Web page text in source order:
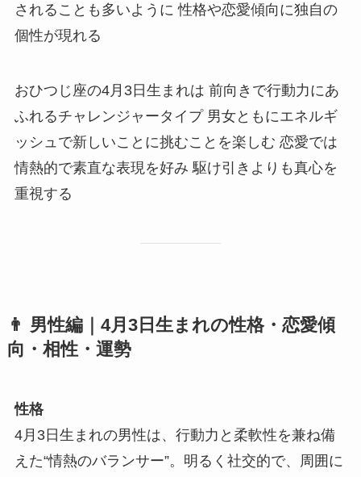
されることも多いように 性格や恋愛傾向に独自の
個性が現れる
おひつじ座の4月3日生まれは 前向きで行動力にあ
ふれるチャレンジャータイプ 男女ともにエネルギ
ッシュで新しいことに挑むことを楽しむ 恋愛では
情熱的で素直な表現を好み 駆け引きよりも真心を
重視する
👨 男性編｜4月3日生まれの性格・恋愛傾
向・相性・運勢
性格
4月3日生まれの男性は、行動力と柔軟性を兼ね備
えた“情熱のバランサー”。明るく社交的で、周囲に